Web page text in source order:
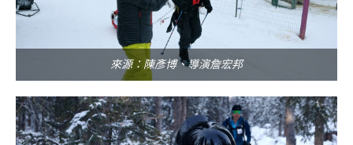
來源：陳彥博、導演詹宏邦